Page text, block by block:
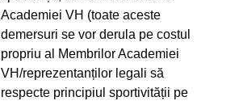
Academiei VH (toate aceste
demersuri se vor derula pe costul
propriu al Membrilor Academiei
VH/reprezentanților legali să
respecte principiul sportivității pe